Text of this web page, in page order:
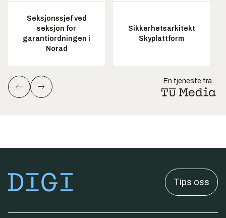
Seksjonssjef ved
seksjon for
garantiordningen i
Norad
Sikkerhetsarkitekt
Skyplattform
En tjeneste fra
Tips oss